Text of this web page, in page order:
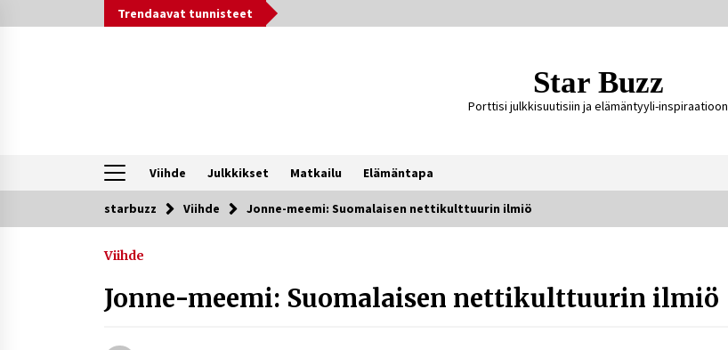
sisältöön
Trendaavat tunnisteet
Star Buzz
Porttisi julkkisuutisiin ja elämäntyyli-inspiraatioon
Viihde Julkkikset Matkailu Elämäntapa
Trendit nyt
tiedetään?
3 päivää sitten
Ylen politiikan toimittajasta
tiedetään?
starbuzz Viihde Jonne-meemi: Suomalaisen nettikulttuurin ilmiö
Viihde
Jonne-meemi: Suomalaisen nettikulttuurin ilmiö